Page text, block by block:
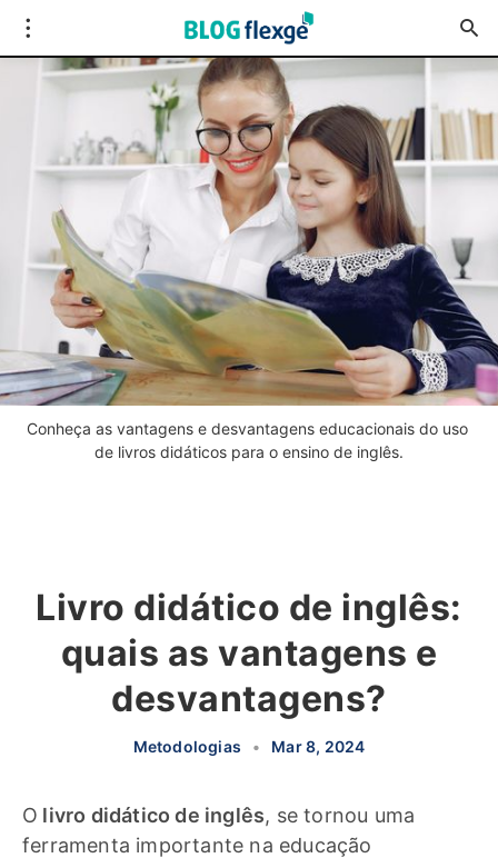
Conheça as vantagens e desvantagens educacionais do uso
de livros didáticos para o ensino de inglês.
Livro didático de inglês:
quais as vantagens e
desvantagens?
Metodologias • Mar 8, 2024
O livro didático de inglês, se tornou uma
ferramenta importante na educação